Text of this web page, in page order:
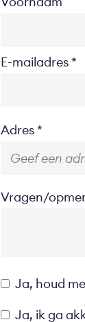
E-mailadres
Location
Adres
Vragen/
Opt-
in
Ja, houd
Ja, ik ga